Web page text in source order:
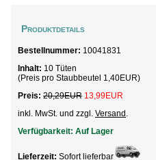
Produktdetails
Bestellnummer: 10041831
Inhalt: 10 Tüten
(Preis pro Staubbeutel 1,40EUR)
Preis: 20,29EUR 13,99EUR
inkl. MwSt. und zzgl. Versand
Verfügbarkeit: Auf Lager
Lieferzeit: Sofort lieferbar